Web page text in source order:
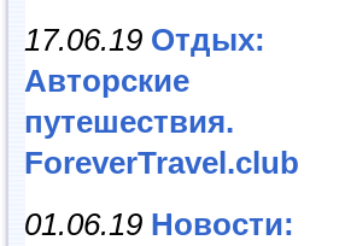
17.06.19 Отдых:
Авторские
путешествия.
ForeverTravel.club
01.06.19 Новости: